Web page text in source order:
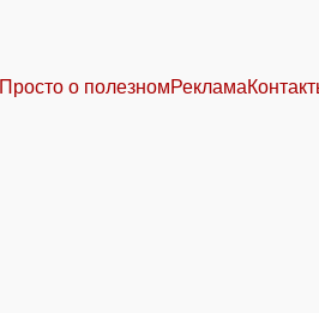
Просто о полезномРеклама